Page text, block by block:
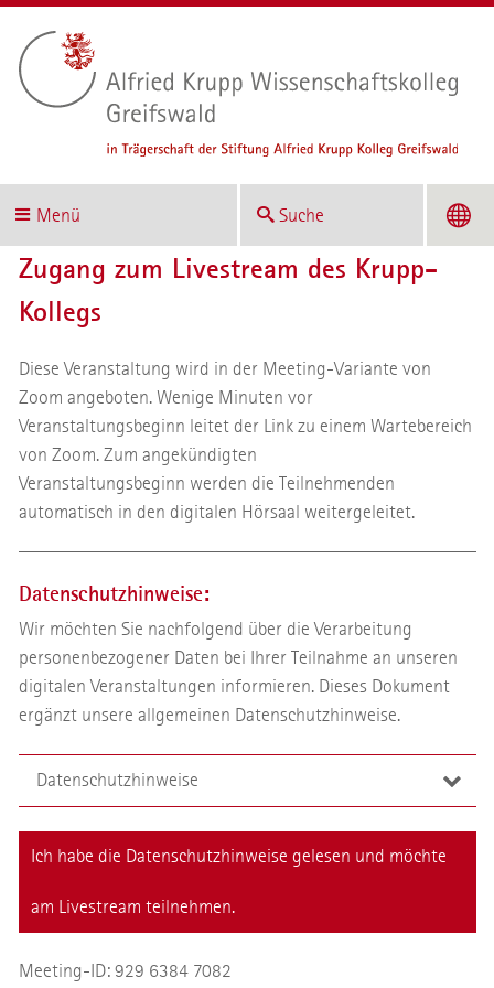
Menü Suche
Zugang zum Livestream des Krupp-
Kollegs
Diese Veranstaltung wird in der Meeting-Variante von
Zoom angeboten. Wenige Minuten vor
Veranstaltungsbeginn leitet der Link zu einem Wartebereich
von Zoom. Zum angekündigten
Veranstaltungsbeginn werden die Teilnehmenden
automatisch in den digitalen Hörsaal weitergeleitet.
Datenschutzhinweise:
Wir möchten Sie nachfolgend über die Verarbeitung
personenbezogener Daten bei Ihrer Teilnahme an unseren
digitalen Veranstaltungen informieren. Dieses Dokument
ergänzt unsere allgemeinen Datenschutzhinweise.
Datenschutzhinweise
Zweck der Verarbeitung
Wir nutzen die Anwendung „Zoom“, um Digital
Lectures durchzuführen. „Zoom“ ist ein Service der
Ich habe die Datenschutzhinweise gelesen und möchte
am Livestream teilnehmen.
Meeting-ID: 929 6384 7082